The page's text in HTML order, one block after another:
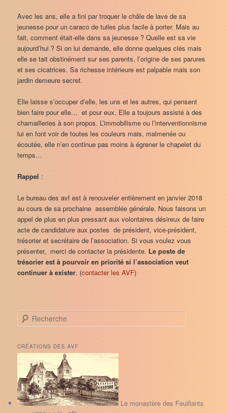
Avec les ans, elle a fini par troquer le châle de lave de sa
jeunesse pour un caraco de tuiles plus facile à porter. Mais au
fait, comment était-elle dans sa jeunesse ? Quelle est sa vie
aujourd’hui ? Si on lui demande, elle donne quelques clés mais
elle se tait obstinément sur ses parents, l’origine de ses parures
et ses cicatrices. Sa richesse intérieure est palpable mais son
jardin demeure secret.
Elle laisse s’occuper d’elle, les uns et les autres, qui pensent
bien faire pour elle… et pour eux. Elle a toujours assisté à des
chamailleries à son propos. L’immobilisme ou l’interventionnisme
lui en font voir de toutes les couleurs mais, malmenée ou
écoutée, elle n’en continue pas moins à égrener le chapelet du
temps…
Rappel :
Le bureau des avf est à renouveler entièrement en janvier 2018
au cours de sa prochaine assemblée générale. Nous faisons un
appel de plus en plus pressant aux volontaires désireux de faire
acte de candidature aux postes de président, vice-président,
trésorier et secrétaire de l’association. Si vous voulez vous
présenter, merci de contacter la présidente. Le poste de
trésorier est à pourvoir en priorité si l’association veut
continuer à exister. (contacter les AVF)
e
h
e
r
h
e
CRÉATIONS DES AVF
Le monastère des Feuillants